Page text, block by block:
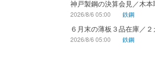
神戸製鋼の決算会見／木
2026/8/6 05:00 鉄鋼
６月末の薄板３品在庫／
2026/8/6 05:00 鉄鋼